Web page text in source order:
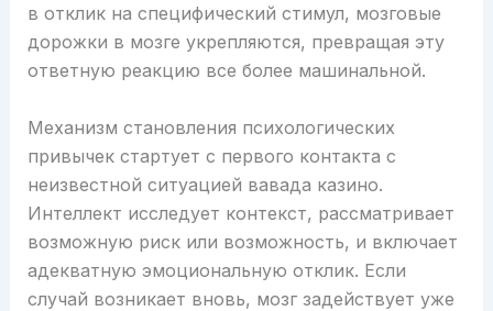
в отклик на специфический стимул, мозговые
дорожки в мозге укрепляются, превращая эту
ответную реакцию все более машинальной.
Механизм становления психологических
привычек стартует с первого контакта с
неизвестной ситуацией вавада казино.
Интеллект исследует контекст, рассматривает
возможную риск или возможность, и включает
адекватную эмоциональную отклик. Если
случай возникает вновь, мозг задействует уже